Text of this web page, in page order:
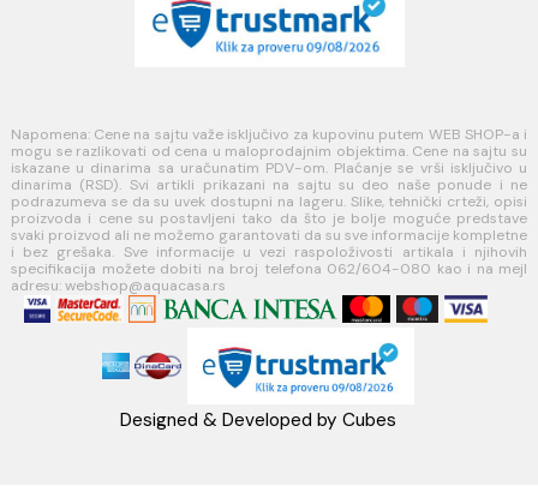
PLAĆANJE I ISPORUKA
MINOTTI
Koste Abraševića 12,
11271 Surčin
webshop@aquacasa.rs
Telefon: +38162604080
PIB:101030622
MB: 17336118
Račun:160-6000001237490-60
PRATITE NAS